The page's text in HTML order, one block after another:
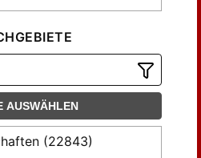
(19)
(13)
AUSWÄHLEN
(22843)